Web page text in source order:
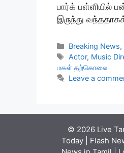
பார்க் பள்ளியில்
இருந்து
Categories
Breaking News,
Tags
Actor, Music
மகள் தற்கொலை
Leave a
© 2026 Live
Today | Flash